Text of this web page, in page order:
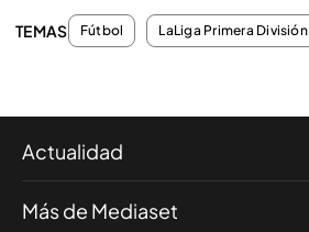
TEMAS Fútbol LaLiga Primera División
Actualidad
Más de Mediaset